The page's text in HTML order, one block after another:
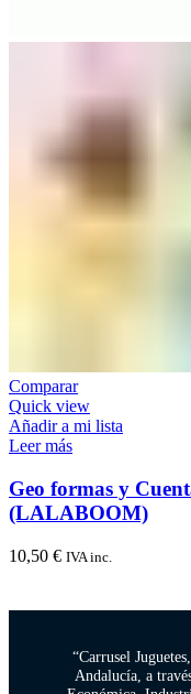
Comparar
Quick view
Añadir a mi lista
Leer más
Geo formas y
(LALABOOM)
10,50 € IVA inc.
“Carrusel
Andalucía, a